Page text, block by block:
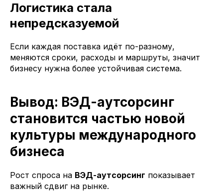
Логистика стала
непредсказуемой
Если каждая поставка идёт по-разному,
меняются сроки, расходы и маршруты, значит
бизнесу нужна более устойчивая система.
Вывод: ВЭД-аутсорсинг
становится частью новой
культуры международного
бизнеса
Рост спроса на ВЭД-аутсорсинг показывает
важный сдвиг на рынке.